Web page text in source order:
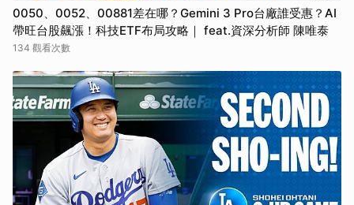
0050、0052、00881差在哪？Gemini 3 Pro台廠誰受惠？AI
帶旺台股飆漲！科技ETF布局攻略｜ feat.資深分析師 陳唯泰
134 觀看次數